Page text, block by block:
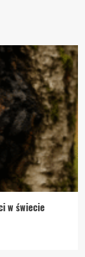
w świecie